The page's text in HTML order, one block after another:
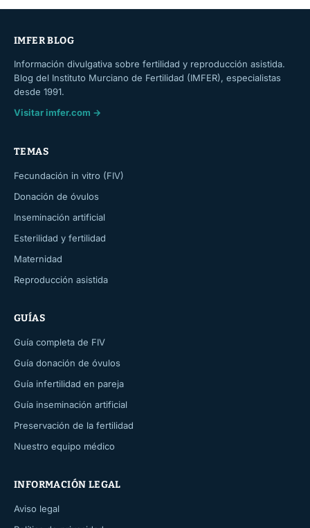
IMFER BLOG
Información divulgativa sobre fertilidad y reproducción asistida.
Blog del Instituto Murciano de Fertilidad (IMFER), especialistas
desde 1991.
Visitar imfer.com →
TEMAS
Fecundación in vitro (FIV)
Donación de óvulos
Inseminación artificial
Esterilidad y fertilidad
Maternidad
Reproducción asistida
GUÍAS
Guía completa de FIV
Guía donación de óvulos
Guía infertilidad en pareja
Guía inseminación artificial
Preservación de la fertilidad
Nuestro equipo médico
INFORMACIÓN LEGAL
Aviso legal